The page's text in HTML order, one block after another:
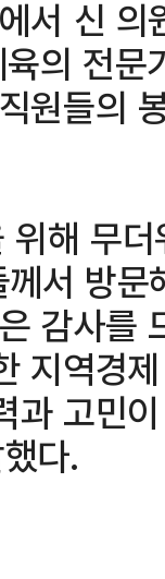
서 신
의 전
원들의
해 무
서 방
감사를
지역경
과 고민
다.